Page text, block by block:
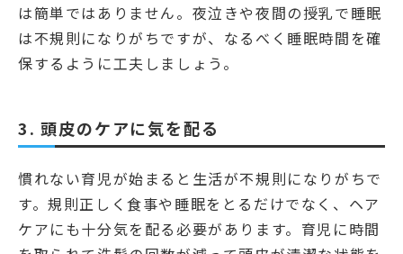
は簡単ではありません。夜泣きや夜間の授乳で睡眠
は不規則になりがちですが、なるべく睡眠時間を確
保するように工夫しましょう。
3. 頭皮のケアに気を配る
慣れない育児が始まると生活が不規則になりがちで
す。規則正しく食事や睡眠をとるだけでなく、ヘア
ケアにも十分気を配る必要があります。育児に時間